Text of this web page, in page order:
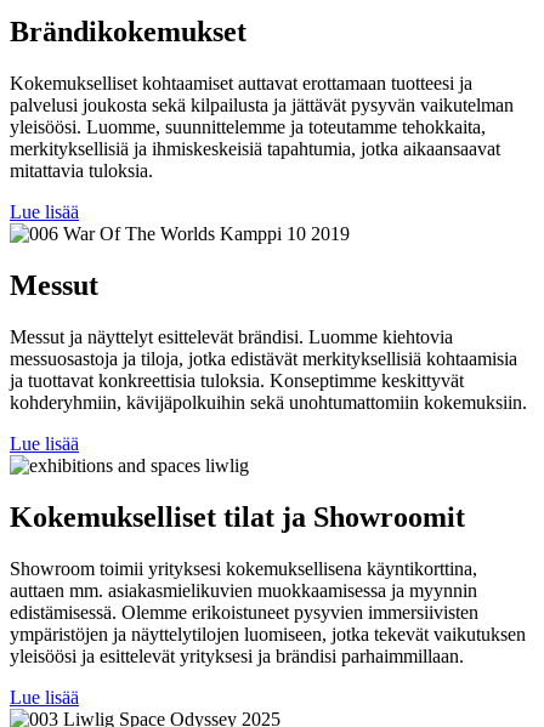
Brändikokemukset
Kokemukselliset kohtaamiset auttavat erottamaan tuotteesi ja
palvelusi joukosta sekä kilpailusta ja jättävät pysyvän vaikutelman
yleisöösi. Luomme, suunnittelemme ja toteutamme tehokkaita,
merkityksellisiä ja ihmiskeskeisiä tapahtumia, jotka aikaansaavat
mitattavia tuloksia.
Lue lisää
Messut
Messut ja näyttelyt esittelevät brändisi. Luomme kiehtovia
messuosastoja ja tiloja, jotka edistävät merkityksellisiä kohtaamisia
ja tuottavat konkreettisia tuloksia. Konseptimme keskittyvät
kohderyhmiin, kävijäpolkuihin sekä unohtumattomiin kokemuksiin.
Lue lisää
Kokemukselliset tilat ja Showroomit
Showroom toimii yrityksesi kokemuksellisena käyntikorttina,
auttaen mm. asiakasmielikuvien muokkaamisessa ja myynnin
edistämisessä. Olemme erikoistuneet pysyvien immersiivisten
ympäristöjen ja näyttelytilojen luomiseen, jotka tekevät vaikutuksen
yleisöösi ja esittelevät yrityksesi ja brändisi parhaimmillaan.
Lue lisää